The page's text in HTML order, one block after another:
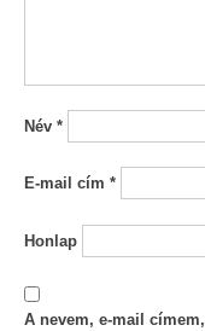
Név *
E-mail cím *
Honlap
A nevem, e-mail